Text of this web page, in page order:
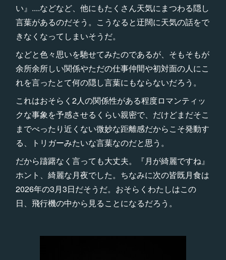
い』....などなど、他にもたくさん天気にまつわる隠し
言葉があるのだそう。こうなると迂闊に天気の話をで
きなくなってしまいそうだ。
などと色々思いを馳せてみたのであるが、そもそもが
余所余所しい関係やただの仕事仲間や初対面の人にこ
れを言ったとて何の隠し言葉にもならないだろう。
これはおそらく2人の関係性がある程度ロマンティッ
クな事象を予感させるくらい親密で、だけどまだそこ
までべったり近くない微妙な距離感だからこそ発動す
る、トリガーみたいな言葉なのだと思う。
だから躊躇なく言っても大丈夫。『月が綺麗ですね』
ホント、綺麗な月夜でした。ちなみに次の皆既月食は
2026年の3月3日だそうだ。おそらくわたしはこの
日、飛行機の中から見ることになるだろう。